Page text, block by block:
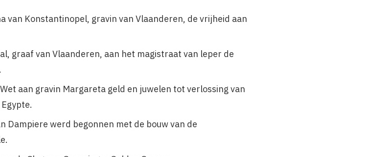
van Konstantinopel, gravin van Vlaanderen, de vrijheid aan
graaf van Vlaanderen, aan het magistraat van leper de
aan gravin Margareta geld en juwelen tot verlossing van
Dampiere werd begonnen met de bouw van de